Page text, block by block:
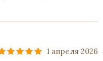
1 апреля 2026